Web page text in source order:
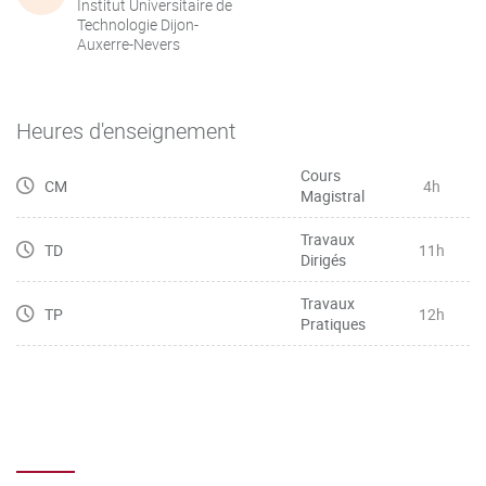
Institut Universitaire de
Technologie Dijon-
Auxerre-Nevers
Heures d'enseignement
CM
Cours
Magistral
4h
TD
Travaux
Dirigés
11h
TP
Travaux
Pratiques
12h